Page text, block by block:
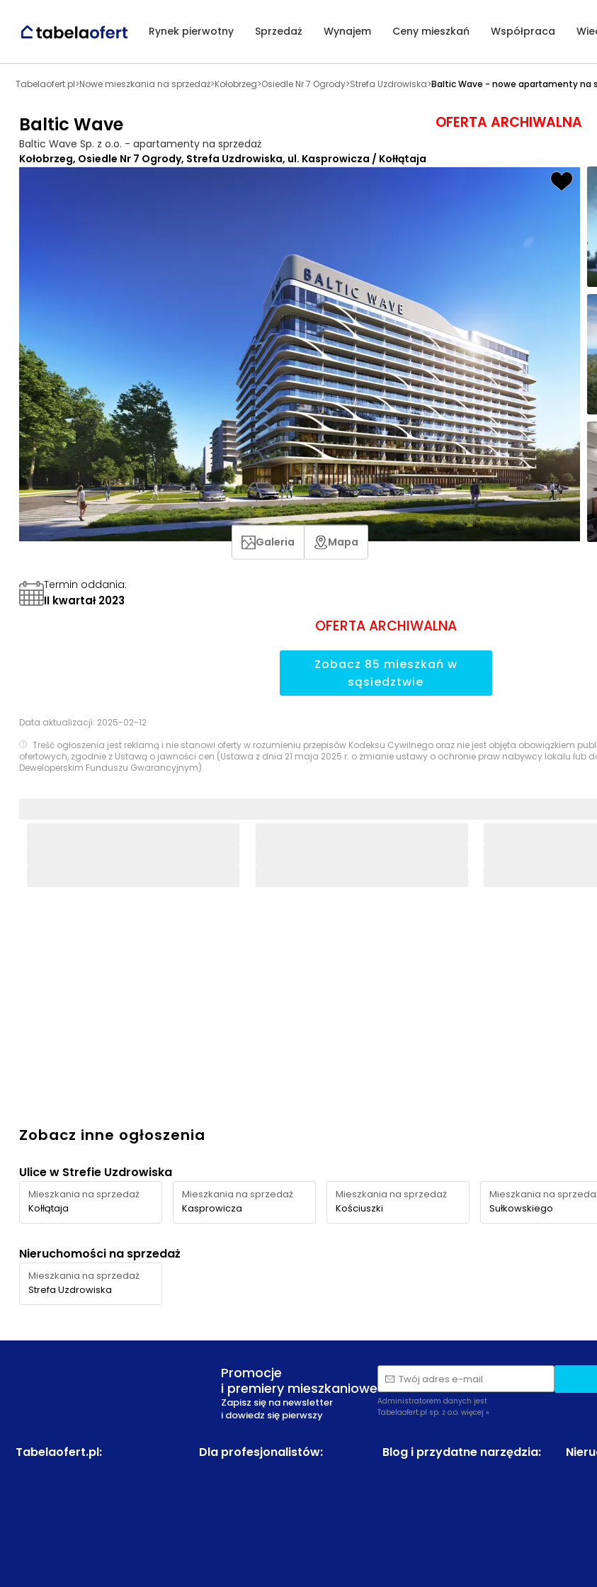
Rynek pierwotny Sprzedaż Wynajem Ceny mieszkań Współpraca
Tabelaofert.pl>Nowe mieszkania na sprzedaż>Kołobrzeg>Osiedle Nr 7 Ogrody>Strefa Uzdrowiska>Baltic Wave - nowe apartamenty na
Baltic Wave
Baltic Wave Sp. z o.o. - apartamenty na sprzedaż
OFERTA ARCHIWALNA
Kołobrzeg, Osiedle Nr 7 Ogrody, Strefa Uzdrowiska, ul. Kasprowicza / Kołłątaja
Galeria Mapa
Termin oddania:
II kwartał 2023
OFERTA ARCHIWALNA
Zobacz 85 mieszkań w
sąsiedztwie
Data aktualizacji: 2025-02-12
Treść ogłoszenia jest reklamą i nie stanowi oferty w rozumieniu przepisów Kodeksu Cywilnego oraz nie jest objęta obowiązkiem
ofertowych, zgodnie z Ustawą o jawności cen (Ustawa z dnia 21 maja 2025 r. o zmianie ustawy o ochronie praw nabywcy lokalu lub
Deweloperskim Funduszu Gwarancyjnym).
Zobacz inne ogłoszenia
Ulice w Strefie Uzdrowiska
Mieszkania na sprzedaż
Kołłątaja
Mieszkania na sprzedaż
Kasprowicza
Mieszkania na sprzedaż
Kościuszki
Mieszkania na
Sułkowskiego
Nieruchomości na sprzedaż
Mieszkania na sprzedaż
Strefa Uzdrowiska
Promocje
i premiery mieszkaniowe
Zapisz się na newsletter
i dowiedz się pierwszy
Twój adres e-mail
Administratorem danych jest
Tabelaofert.pl sp. z o.o. więcej »
Tabelaofert.pl: Dla profesjonalistów: Blog i przydatne narzędzia: